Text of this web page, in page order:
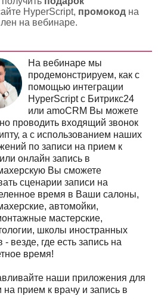
HyperScript, промокод на
на вебинаре.
На вебинаре мы
продемонстрируем, как с
помощью интеграции
HyperScript с Битрикс24
или amoCRM Вы можете
проводить входящий звонок
а с использованием наших
по записи на прием к
онлайн запись в
Вы сможете
сценарии записи на
время в Ваши салоны,
автомойки,
мастерские,
школы иностранных
- везде, где есть запись на
время!
наши приложения для
на прием к врачу и запись в